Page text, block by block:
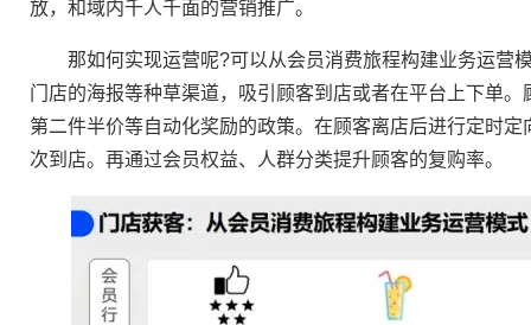
放，和域内千人千面的营销推广。
那如何实现运营呢?可以从会员消费旅程构建业务运营
门店的海报等种草渠道，吸引顾客到店或者在平台上下单
第二件半价等自动化奖励的政策。在顾客离店后进行定时
次到店。再通过会员权益、人群分类提升顾客的复购率。